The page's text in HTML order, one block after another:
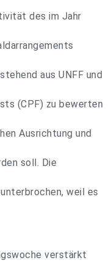
des im Jahr
aus UNFF und
(CPF) zu bewerten
Ausrichtung und
soll. Die
weil es
verstärkt